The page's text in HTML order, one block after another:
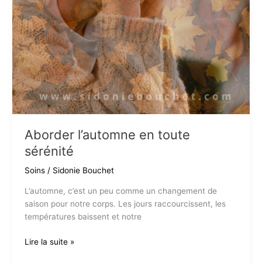
Aborder l’automne en toute
sérénité
Soins/ Sidonie Bouchet
L’automne, c’est un peu comme un changement de
saison pour notre corps. Les jours raccourcissent, les
températures baissent et notre
Aborder
Lire la suite »